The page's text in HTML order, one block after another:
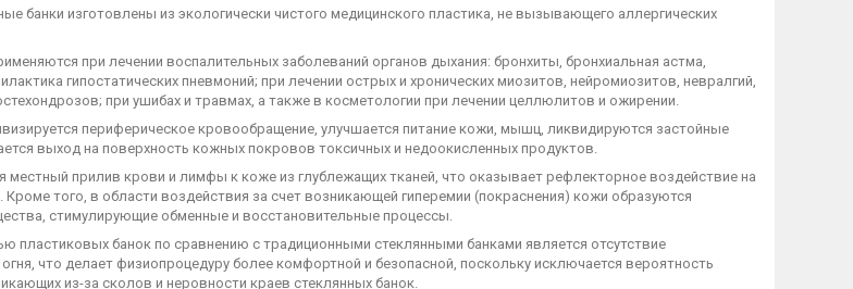
банки изготовлены из экологически чистого медицинского пластика, не вызывающего аллергических
при лечении воспалительных заболеваний органов дыхания: бронхиты, бронхиальная астма,
гипостатических пневмоний; при лечении острых и хронических миозитов, нейромиозитов, невралгий,
при ушибах и травмах, а также в косметологии при лечении целлюлитов и ожирении.
периферическое кровообращение, улучшается питание кожи, мышц, ликвидируются застойные
выход на поверхность кожных покровов токсичных и недоокисленных продуктов.
местный прилив крови и лимфы к коже из глублежащих тканей, что оказывает рефлекторное воздействие на
Кроме того, в области воздействия за счет возникающей гиперемии (покраснения) кожи образуются
стимулирующие обменные и восстановительные процессы.
пластиковых банок по сравнению с традиционными стеклянными банками является отсутствие
что делает физиопроцедуру более комфортной и безопасной, поскольку исключается вероятность
из-за сколов и неровности краев стеклянных банок.